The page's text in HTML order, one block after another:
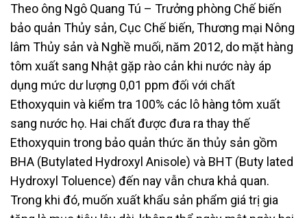
Theo ông Ngô Quang Tú – Trưởng phòng Chế biến
bảo quản Thủy sản, Cục Chế biến, Thương mại Nông
lâm Thủy sản và Nghề muối, năm 2012, do mặt hàng
tôm xuất sang Nhật gặp rào cản khi nước này áp
dụng mức dư lượng 0,01 ppm đối với chất
Ethoxyquin và kiểm tra 100% các lô hàng tôm xuất
sang nước họ. Hai chất được đưa ra thay thế
Ethoxyquin trong bảo quản thức ăn thủy sản gồm
BHA (Butylated Hydroxyl Anisole) và BHT (Buty lated
Hydroxyl Toluence) đến nay vẫn chưa khả quan.
Trong khi đó, muốn xuất khẩu sản phẩm giá trị gia